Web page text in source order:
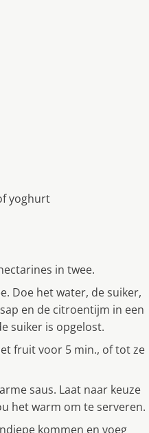
yoghurt
in twee.
Doe het water, de suiker,
en de citroentijm in een
suiker is opgelost.
fruit voor 5 min., of tot ze
saus. Laat naar keuze
het warm om te serveren.
kommen en voeg